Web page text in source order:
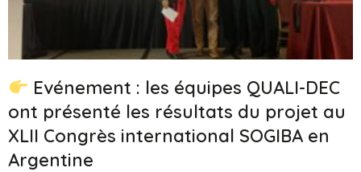
Evénement : les équipes QUALI-DEC
ont présenté les résultats du projet au
XLII Congrès international SOGIBA en
Argentine